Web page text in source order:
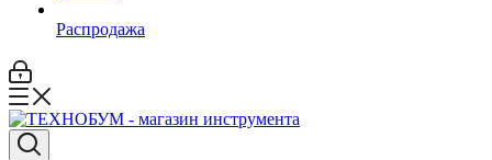
Распродажа